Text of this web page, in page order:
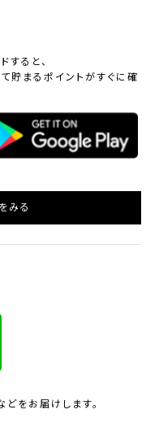
すると、
貯まるポイントがすぐに確
みる
をお届けします。